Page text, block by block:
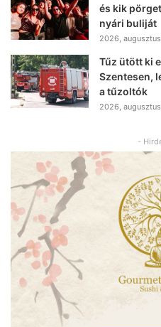
és kik
nyári buliját
2026,
Tűz ütött ki
Szentesen,
a tűzoltók
2026,
-